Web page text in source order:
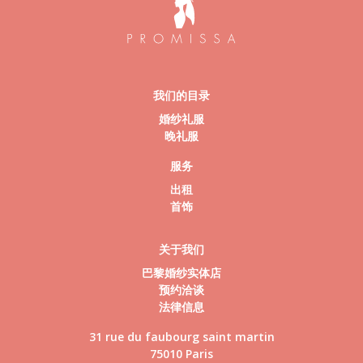
我们的目录
婚纱礼服
晚礼服
服务
出租
首饰
关于我们
巴黎婚纱实体店
预约洽谈
法律信息
31 rue du faubourg saint martin
75010 Paris